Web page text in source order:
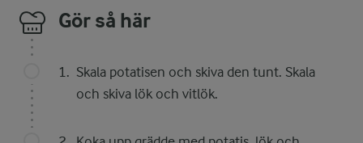
Gör så här
Skala potatisen och skiva den tunt. Skala
och skiva lök och vitlök.